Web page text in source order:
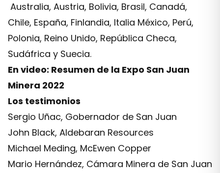
Australia, Austria, Bolivia, Brasil, Canadá,
Chile, España, Finlandia, Italia México, Perú,
Polonia, Reino Unido, República Checa,
Sudáfrica y Suecia.
En video: Resumen de la Expo San Juan
Minera 2022
Los testimonios
Sergio Uñac, Gobernador de San Juan
John Black, Aldebaran Resources
Michael Meding, McEwen Copper
Mario Hernández, Cámara Minera de San Juan